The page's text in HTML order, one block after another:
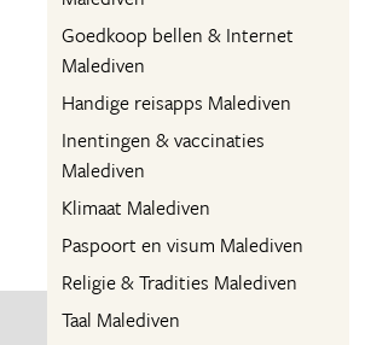
Goedkoop bellen & Internet
Malediven
Handige reisapps Malediven
Inentingen & vaccinaties
Malediven
Klimaat Malediven
Paspoort en visum Malediven
Religie & Tradities Malediven
Taal Malediven